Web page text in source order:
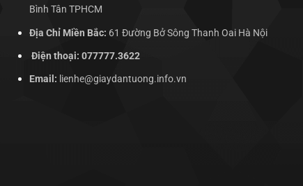
Bình Tân TPHCM
Địa Chỉ Miền Bắc: 61 Đường Bở Sông Thanh Oai Hà Nội
Điện thoại: 077777.3622
Email: lienhe@giaydantuong.info.vn